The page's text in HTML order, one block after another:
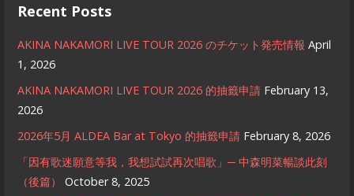
Recent Posts
AKINA NAKAMORI LIVE TOUR 2026 のチケット発売情報 April
1, 2026
AKINA NAKAMORI LIVE TOUR 2026 的抽籤申請 February 13,
2026
2026年5月 ALDEA Bar at Tokyo 的抽籤申請 February 8, 2026
「因有歌迷願意等我，我想試試再次唱歌」─ 中森明菜暢談此刻
（後篇）
October 8, 2025